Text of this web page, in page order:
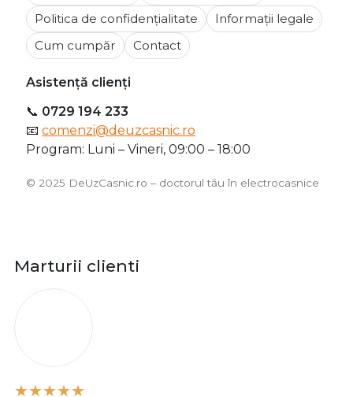
Politica de confidențialitate
Informații legale
Cum cumpăr
Contact
Asistență clienți
📞 0729 194 233
📧 comenzi@deuzcasnic.ro
Program: Luni – Vineri, 09:00 – 18:00
©️ 2025 DeUzCasnic.ro – doctorul tău în electrocasnice
Marturii clienti